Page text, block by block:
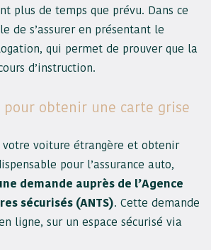
plus de temps que prévu. Dans ce
de s’assurer en présentant le
qui permet de prouver que la
d’instruction.
pour obtenir une carte grise
voiture étrangère et obtenir
pour l’assurance auto,
demande auprès de l’Agence
sécurisés (ANTS). Cette demande
ligne, sur un espace sécurisé via